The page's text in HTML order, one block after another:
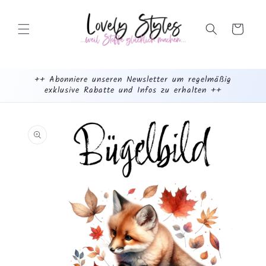
Inhalt Warenkorb
++ Abonniere unseren Newsletter um regelmäßig
exklusive Rabatte und Infos zu erhalten ++
dazu...